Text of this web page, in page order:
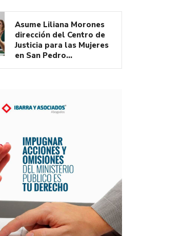
Asume Liliana Morones
dirección del Centro de
Justicia para las Mujeres
en San Pedro…